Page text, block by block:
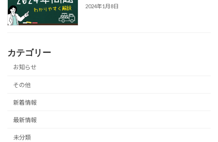
2024年1月8日
カテゴリー
お知らせ
その他
新着情報
最新情報
未分類